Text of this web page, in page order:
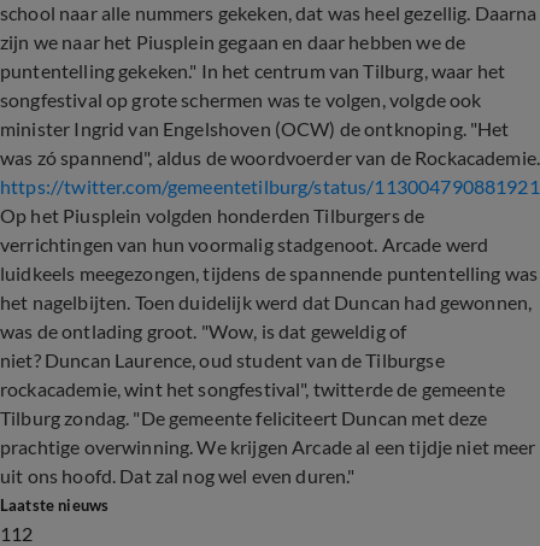
school naar alle nummers gekeken, dat was heel gezellig. Daarna
zijn we naar het Piusplein gegaan en daar hebben we de
puntentelling gekeken." In het centrum van Tilburg, waar het
songfestival op grote schermen was te volgen, volgde ook
minister Ingrid van Engelshoven (OCW) de ontknoping. "Het
was zó spannend", aldus de woordvoerder van de Rockacademie.
https://twitter.com/gemeentetilburg/status/
Op het Piusplein volgden honderden Tilburgers de
verrichtingen van hun voormalig stadgenoot. Arcade werd
luidkeels meegezongen, tijdens de spannende puntentelling was
het nagelbijten. Toen duidelijk werd dat Duncan had gewonnen,
was de ontlading groot. "Wow, is dat geweldig of
niet? Duncan Laurence, oud student van de Tilburgse
rockacademie, wint het songfestival", twitterde de gemeente
Tilburg zondag. "De gemeente feliciteert Duncan met deze
prachtige overwinning. We krijgen Arcade al een tijdje niet meer
uit ons hoofd. Dat zal nog wel even duren."
Laatste nieuws
112